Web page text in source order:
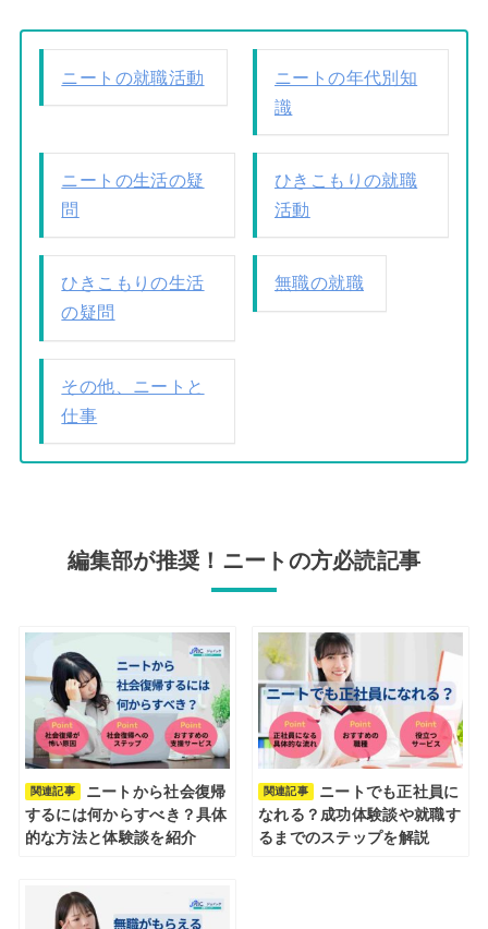
ニートの就職活動
ニートの年代別知
識
ニートの生活の疑
問
ひきこもりの就職
活動
ひきこもりの生活
の疑問
無職の就職
その他、ニートと
仕事
編集部が推奨！ニートの方必読記事
関連記事
ニートから社会復帰
するには何からすべき？具体
的な方法と体験談を紹介
関連記事
ニートでも正社員に
なれる？成功体験談や就職す
るまでのステップを解説